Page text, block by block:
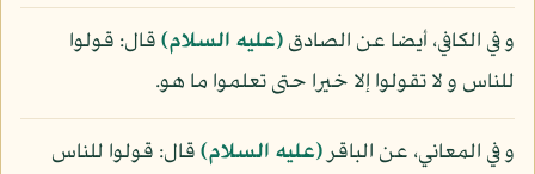
و في الكافي، أيضا عن الصادق(عليه السلام)قال: قولوا
للناس و لا تقولوا إلا خيرا حتى تعلموا ما هو.
و في المعاني، عن الباقر(عليه السلام)قال: قولوا للناس